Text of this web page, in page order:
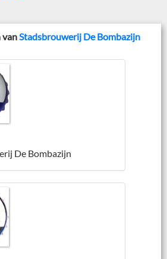
vanStadsbrouwerij De Bombazijn
De Bombazijn